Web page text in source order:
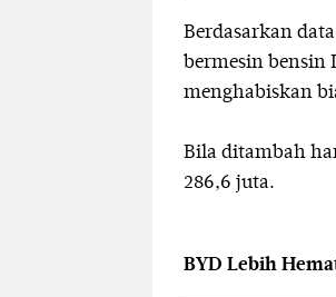
Berdasarkan
bermesin bensin
menghabiskan
Bila ditambah
286,6 juta.
BYD Lebih